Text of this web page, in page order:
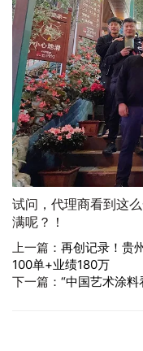
试问，代理商看到这
满呢？！
上一篇： 再创记录！贵
100单+业绩180万
下一篇： “中国艺术涂